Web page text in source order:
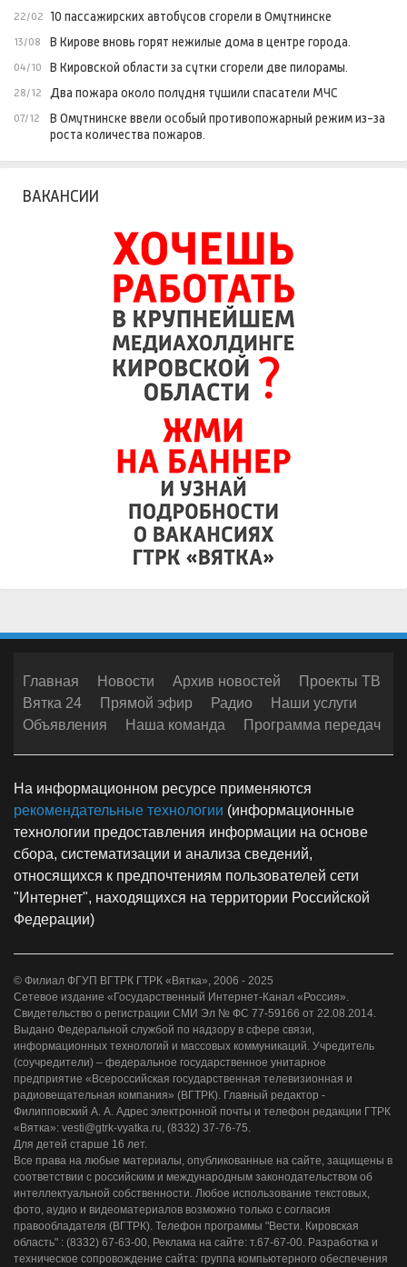
22/02 10 пассажирских автобусов сгорели в Омутнинске
13/08 В Кирове вновь горят нежилые дома в центре города.
04/10 В Кировской области за сутки сгорели две пилорамы.
28/12 Два пожара около полудня тушили спасатели МЧС
07/12
В Омутнинске ввели особый противопожарный режим из-за
роста количества пожаров.
ВАКАНСИИ
Главная Новости Архив новостей
Проекты ТВ
Вятка 24
Прямой эфир Радио
Наши услуги
Объявления
Наша команда Программа передач
На информационном ресурсе применяются
рекомендательные технологии (информационные
технологии предоставления информации на основе
сбора, систематизации и анализа сведений,
относящихся к предпочтениям пользователей сети
"Интернет", находящихся на территории Российской
Федерации)
© Филиал ФГУП ВГТРК ГТРК «Вятка», 2006 - 2025
Сетевое издание «Государственный Интернет-Канал «Россия».
Свидетельство о регистрации СМИ Эл № ФС 77-59166 от 22.08.2014.
Выдано Федеральной службой по надзору в сфере связи,
информационных технологий и массовых коммуникаций. Учредитель
(соучредители) – федеральное государственное унитарное
предприятие «Всероссийская государственная телевизионная и
радиовещательная компания» (ВГТРК). Главный редактор -
Филипповский А. А. Адрес электронной почты и телефон редакции ГТРК
«Вятка»: vesti@gtrk-vyatka.ru, (8332) 37-76-75.
Для детей старше 16 лет.
Все права на любые материалы, опубликованные на сайте, защищены в
соответствии с российским и международным законодательством об
интеллектуальной собственности. Любое использование текстовых,
фото, аудио и видеоматериалов возможно только с согласия
правообладателя (ВГТРК). Телефон программы "Вести. Кировская
область" : (8332) 67-63-00, Реклама на сайте: т.67-67-00. Разработка и
техническое сопровождение сайта: группа компьютерного обеспечения